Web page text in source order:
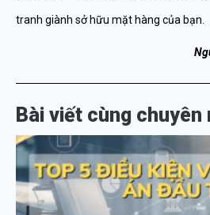
tranh giành sở hữu mặt hàng của bạn.
Bài viết cùng chuyên